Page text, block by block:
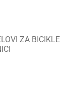
ZA BICIKLE